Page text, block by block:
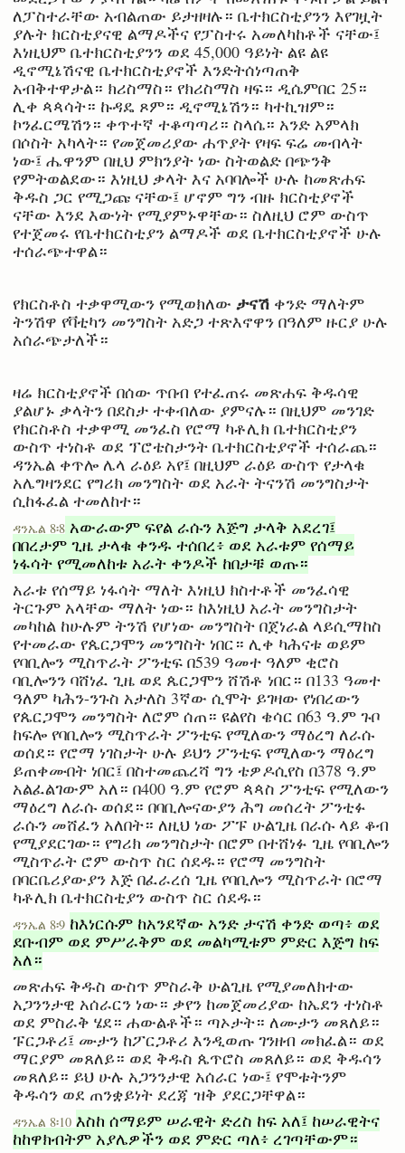
ለፓስተራቸው አብልጠው ይታዘዛሉ። ቤተክርስቲያንን እየገዟት
ያሉት ክርስቲያናዊ ልማዶችና የፓስተሩ አመለካከቶች ናቸው፤
እነዚህም ቤተክርስቲያንን ወደ 45,000 ዓይነት ልዩ ልዩ
ዲኖሚኔሽናዊ ቤተክርስቲያኖች እንድትሰነጣጠቅ
አብቅተዋታል። ክሪስማስ። የክሪስማስ ዛፍ። ዲሴምበር 25።
ሊቀ ጳጳሳት። ኩዳዴ ጾም። ዲኖሚኔሽን። ካተኪዝም።
ኮንፈርሜሽን። ቀጥተኛ ተቆጣጣሪ። ስላሴ። አንድ አምላክ
በሶስት አካላት። የመጀመሪያው ሐጥያት የዛፍ ፍሬ መብላት
ነው፤ ሔዋንም በዚህ ምክንያት ነው ስትወልድ በጭንቅ
የምትወልደው። እነዚህ ቃላት እና አባባሎች ሁሉ ከመጽሐፍ
ቅዱስ ጋር የሚጋጩ ናቸው፤ ሆኖም ግን ብዙ ክርስቲያኖች
ናቸው እንደ እውነት የሚያምኑዋቸው። ስለዚህ ሮም ውስጥ
የተጀመሩ የቤተክርስቲያን ልማዶች ወደ ቤተክርስቲያኖች ሁሉ
ተሰራጭተዋል።
የክርስቶስ ተቃዋሚውን የሚወክለው ታናሽ ቀንድ ማለትም
ትንሽዋ የቫቲካን መንግስት አድጋ ተጽእኖዋን በዓለም ዙርያ ሁሉ
አሰራጭታለች።
ዛሬ ክርስቲያኖች በሰው ጥበብ የተፈጠሩ መጽሐፍ ቅዱሳዊ
ያልሆኑ ቃላትን በደስታ ተቀብለው ያምናሉ። በዚህም መንገድ
የክርስቶስ ተቃዋሚ መንፈስ የሮማ ካቶሊክ ቤተክርስቲያን
ውስጥ ተነስቶ ወደ ፕሮቴስታንት ቤተክርስቲያኖች ተሰራጨ።
ዳንኤል ቀጥሎ ሌላ ራዕይ አየ፤ በዚህም ራዕይ ውስጥ የታላቁ
አሌግዛንደር የግሪክ መንግስት ወደ አራት ትናንሽ መንግስታት
ሲከፋፈል ተመለከተ።
ዳንኤል 8፡8 አውራውም ፍየል ራሱን እጅግ ታላቅ አደረገ፤
በበረታም ጊዜ ታላቁ ቀንዱ ተሰበረ፥ ወደ አራቱም የሰማይ
ነፋሳት የሚመለከቱ አራት ቀንዶች ከበታቹ ወጡ።
አራቱ የሰማይ ነፋሳት ማለት እነዚህ ክስተቶች መንፈሳዊ
ትርጉም አላቸው ማለት ነው። ከእነዚህ አራት መንግስታት
መካከል ከሁሉም ትንሽ የሆነው መንግስት በጀነራል ላይሲማከስ
የተመራው የጴርጋሞን መንግስት ነበር። ሊቀ ካሕናቱ ወይም
የባቢሎን ሚስጥራት ፖንቲፍ በ539 ዓመተ ዓለም ቂሮስ
ባቢሎንን ባሸነፈ ጊዜ ወደ ጴርጋሞን ሸሽቶ ነበር። በ133 ዓመተ
ዓለም ካሕን-ንጉስ አታለስ 3ኛው ሲሞት ይገዛው የነበረውን
የጴርጋሞን መንግስት ለሮም ሰጠ። ዩልየስ ቄሳር በ63 ዓ.ም ጉቦ
ከፍሎ የባቢሎን ሚስጥራት ፖንቲፍ የሚለውን ማዕረግ ለራሱ
ወሰደ። የሮማ ነገስታት ሁሉ ይህን ፖንቲፍ የሚለውን ማዕረግ
ይጠቀሙበት ነበር፤ በስተመጨረሻ ግን ቴዎዶሲየስ በ378 ዓ.ም
አልፈልገውም አለ። በ400 ዓ.ም የሮም ጳጳስ ፖንቲፍ የሚለውን
ማዕረግ ለራሱ ወሰደ። በባቢሎናውያን ሕግ መሰረት ፖንቲፉ
ራሱን መሸፈን አለበት። ለዚህ ነው ፖፑ ሁልጊዜ በራሱ ላይ ቆብ
የሚያደርገው። የግሪክ መንግስታት በሮም በተሸነፉ ጊዜ የባቢሎን
ሚስጥራት ሮም ውስጥ ስር ሰደዱ። የሮማ መንግስት
በባርቤሪያውያን እጅ በፈራረሰ ጊዜ የባቢሎን ሚስጥራት በሮማ
ካቶሊክ ቤተክርስቲያን ውስጥ ስር ሰደዱ።
ዳንኤል 8፡9 ከእነርሱም ከአንደኛው አንድ ታናሽ ቀንድ ወጣ፥ ወደ
ደቡብም ወደ ምሥራቅም ወደ መልካሚቱም ምድር እጅግ ከፍ
አለ።
መጽሐፍ ቅዱስ ውስጥ ምስራቅ ሁልጊዜ የሚያመለክተው
አጋንንታዊ አሰራርን ነው። ቃየን ከመጀመሪያው ከኤደን ተነስቶ
ወደ ምስራቅ ሄደ። ሐውልቶች። ጣኦታት። ለሙታን መጸለይ።
ፑርጋቶሪ፤ ሙታን ከፖርጋቶሪ እንዲወጡ ገንዘብ መክፈል። ወደ
ማርያም መጸለይ። ወደ ቅዱስ ጴጥሮስ መጸለይ። ወደ ቅዱሳን
መጸለይ። ይህ ሁሉ አጋንንታዊ አሰራር ነው፤ የሞቱትንም
ቅዱሳን ወደ ጠንቋይነት ደረጃ ዝቅ ያደርጋቸዋል።
ዳንኤል 8፡10 እስከ ሰማይም ሠራዊት ድረስ ከፍ አለ፤ ከሠራዊትና
ከከዋክብትም አያሌዎችን ወደ ምድር ጣለ፥ ረገጣቸውም።